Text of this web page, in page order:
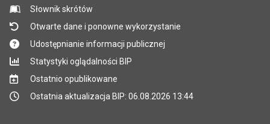
Słownik skrótów
Otwarte dane i ponowne wykorzystanie
Udostępnianie informacji publicznej
Statystyki oglądalności BIP
Ostatnio opublikowane
Ostatnia aktualizacja BIP: 06.08.2026 13:44